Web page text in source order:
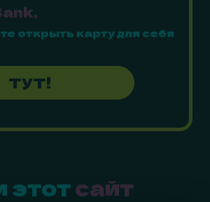
открыть карту для себя
ТУТ!
этотсайт